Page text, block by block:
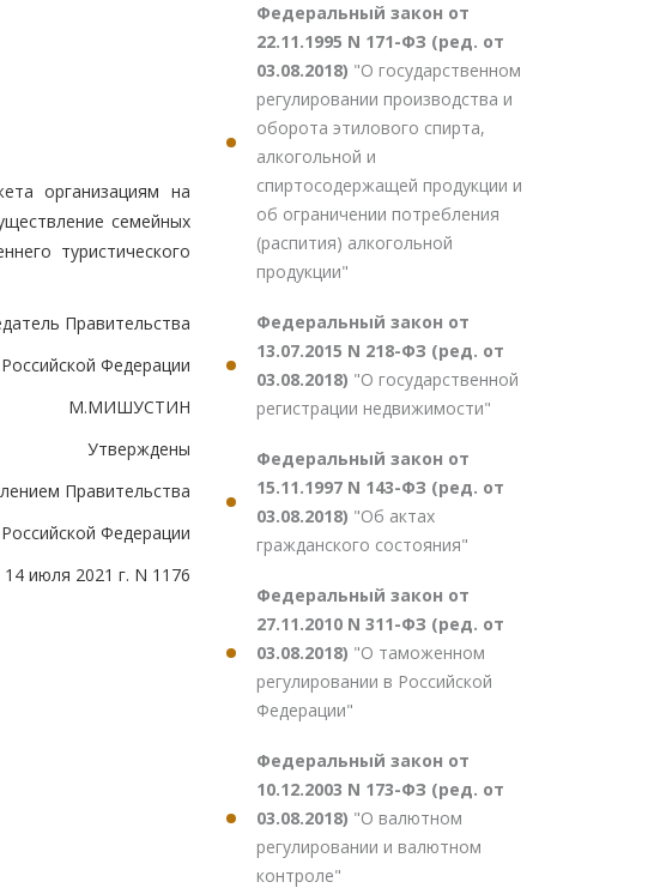
организациям на
семейных
туристического
Правительства
Российской Федерации
М.МИШУСТИН
Утверждены
Правительства
Российской Федерации
июля 2021 г. N 1176
Федеральный закон от
22.11.1995 N 171-ФЗ (ред. от
03.08.2018) "О государственном
регулировании производства и
оборота этилового спирта,
алкогольной и
спиртосодержащей продукции и
об ограничении потребления
(распития) алкогольной
продукции"
Федеральный закон от
13.07.2015 N 218-ФЗ (ред. от
03.08.2018) "О государственной
регистрации недвижимости"
Федеральный закон от
15.11.1997 N 143-ФЗ (ред. от
03.08.2018) "Об актах
гражданского состояния"
Федеральный закон от
27.11.2010 N 311-ФЗ (ред. от
03.08.2018) "О таможенном
регулировании в Российской
Федерации"
Федеральный закон от
10.12.2003 N 173-ФЗ (ред. от
03.08.2018) "О валютном
регулировании и валютном
контроле"